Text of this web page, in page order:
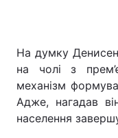
На думку
на чолі з
механізм
Адже, нагадав
населення